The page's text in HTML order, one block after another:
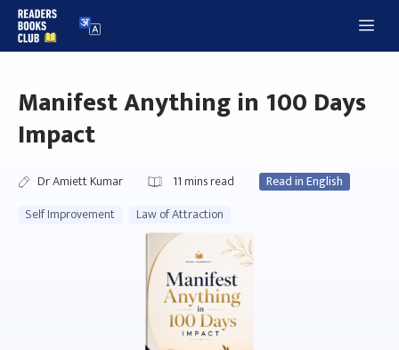
Skip
to
Manifest Anything in 100 Days
Impact
Dr Amiett Kumar 11 mins read
Read in English
Self Improvement
Law of Attraction